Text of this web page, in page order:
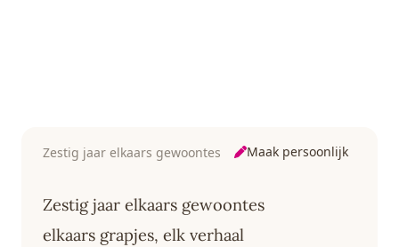
Zestig jaar elkaars gewoontes Maak persoonlijk
Zestig jaar elkaars gewoontes
elkaars grapjes, elk verhaal